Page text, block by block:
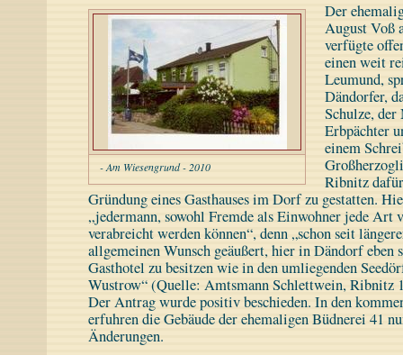
- Am Wiesengrund - 2010
Der
August Voß
verfügte
einen weit
Leumund,
Dändorfer,
Schulze,
Erbpächter
einem
Ribnitz
Gründung eines Gasthauses im Dorf zu gestatten.
„jedermann, sowohl Fremde als Einwohner jede Art
verabreicht werden können“, denn „schon seit
allgemeinen Wunsch geäußert, hier in Dändorf eben
Gasthotel zu besitzen wie in den umliegenden
Wustrow“ (Quelle: Amtsmann Schlettwein, Ribnitz
Der Antrag wurde positiv beschieden. In den
erfuhren die Gebäude der ehemaligen Büdnerei 41
Änderungen.